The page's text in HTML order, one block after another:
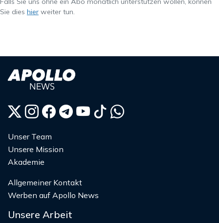
Sie dies hier weiter tun.
Unser Team
Unsere Mission
Akademie
Allgemeiner Kontakt
Werben auf Apollo News
Unsere Arbeit